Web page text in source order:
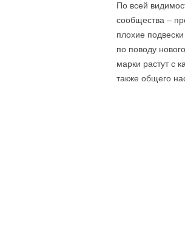
По всей
сообщества –
плохие
по поводу
марки растут с
также общего